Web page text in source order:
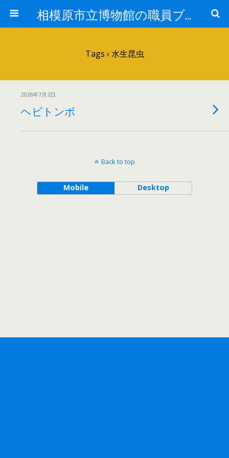
相模原市立博物館の職員ブログ
Tags › 水生昆虫
2026年7月2日
ヘビトンボ
Back to top
Mobile Desktop